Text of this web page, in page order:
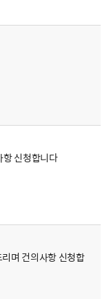
항 신청합니다